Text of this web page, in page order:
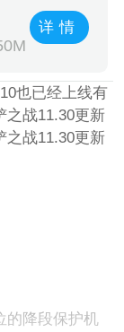
详情
也已经上线有
之战11.30更新
之战11.30更新
的降段保护机